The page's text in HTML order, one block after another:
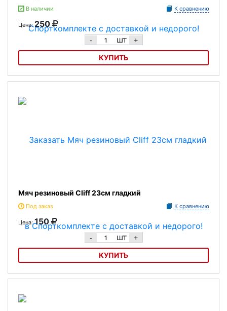
В наличии К сравнению
Цена:250
- шт +
КУПИТЬ
Мяч для йоги 25 см Cliff
Мяч резиновый Cliff 23см гладкий
Под заказ К сравнению
Цена:150
- шт +
КУПИТЬ
Мяч резиновый Cliff 23см гладкий